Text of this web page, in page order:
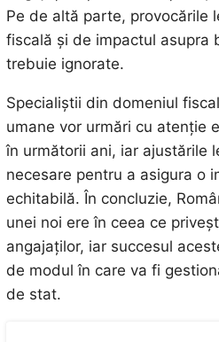
Pe de altă parte, provocările
fiscală și de impactul asupra
trebuie ignorate.
Specialiștii din domeniul
umane vor urmări cu atenție
în următorii ani, iar ajustările
necesare pentru a asigura o
echitabilă. În concluzie,
unei noi ere în ceea ce
angajaților, iar succesul
de modul în care va fi
de stat.